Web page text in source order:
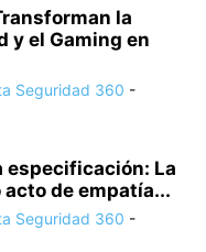
la
y el Gaming en
Seguridad 360 -
especificación: La
de empatía...
Seguridad 360 -